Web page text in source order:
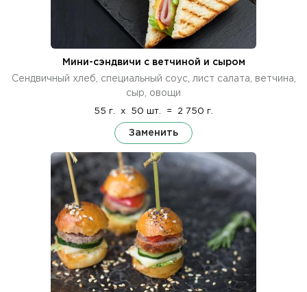
Мини-сэндвичи с ветчиной и сыром
Сендвичный хлеб, специальный соус, лист салата, ветчина,
сыр, овощи
55 г. x 50 шт. = 2 750 г.
Заменить